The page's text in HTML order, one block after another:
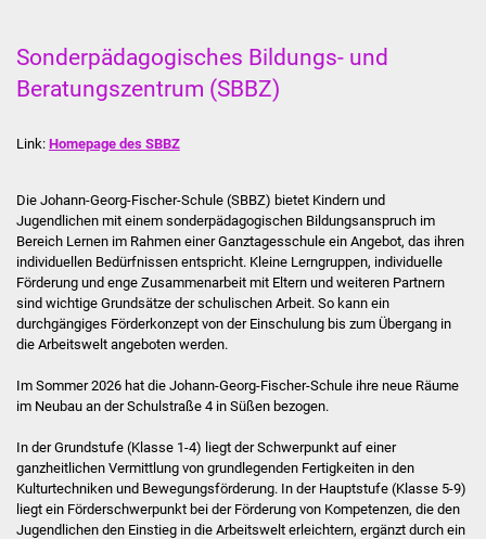
Stadtverwaltung
Ansprechpartner
Stellenangebote
Kontakt
Veröffentlichungen
FNP / Bebauungspläne
Wahlen
Stadtinfo
Sonderpädagogisches Bildungs- und
Beratungszentrum (SBBZ)
Link: Homepage des SBBZ
Die Johann-Georg-Fischer-Schule (SBBZ) bietet Kindern und
Jugendlichen mit einem sonderpädagogischen Bildungsanspruch im
Bereich Lernen im Rahmen einer Ganztagesschule ein Angebot, das ihren
individuellen Bedürfnissen entspricht. Kleine Lerngruppen, individuelle
Förderung und enge Zusammenarbeit mit Eltern und weiteren Partnern
sind wichtige Grundsätze der schulischen Arbeit. So kann ein
durchgängiges Förderkonzept von der Einschulung bis zum Übergang in
die Arbeitswelt angeboten werden.
Im Sommer 2026 hat die Johann-Georg-Fischer-Schule ihre neue Räume
im Neubau an der Schulstraße 4 in Süßen bezogen.
In der Grundstufe (Klasse 1-4) liegt der Schwerpunkt auf einer
ganzheitlichen Vermittlung von grundlegenden Fertigkeiten in den
Kulturtechniken und Bewegungsförderung. In der Hauptstufe (Klasse 5-9)
liegt ein Förderschwerpunkt bei der Förderung von Kompetenzen, die den
Jugendlichen den Einstieg in die Arbeitswelt erleichtern, ergänzt durch ein